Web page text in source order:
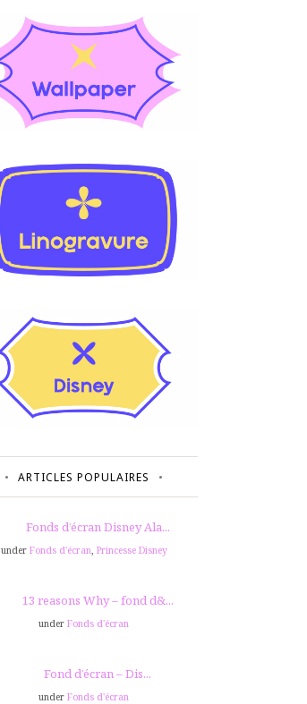
ARTICLES POPULAIRES
Fonds d’écran Disney Ala...
under Fonds d'écran Princesse Disney
13 reasons Why – fond d&...
under Fonds d'écran
Fond d’écran – Dis...
under Fonds d'écran